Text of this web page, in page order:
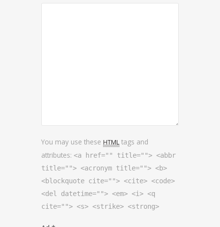
You may use these HTML tags and
attributes: <a href="" title=""> <abbr
title=""> <acronym title=""> <b>
<blockquote cite=""> <cite> <code>
<del datetime=""> <em> <i> <q
cite=""> <s> <strike> <strong>